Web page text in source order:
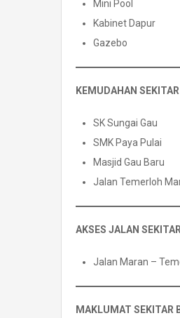
Mini Pool
Kabinet Dapur
Gazebo
KEMUDAHAN
SK Sungai Gau
SMK Paya Pulai
Masjid Gau Baru
Jalan Temerloh
AKSES JALAN
Jalan Maran –
MAKLUMAT SEKITAR